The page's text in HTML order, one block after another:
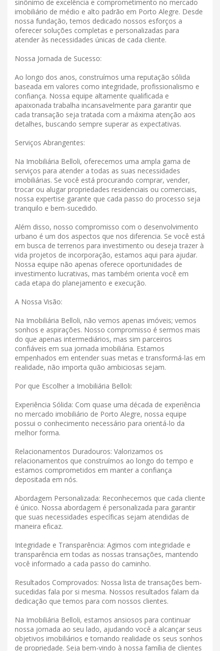
sinônimo de excelência e comprometimento no mercado
imobiliário de médio e alto padrão em Porto Alegre. Desde
nossa fundação, temos dedicado nossos esforços a
oferecer soluções completas e personalizadas para
atender às necessidades únicas de cada cliente.
Nossa Jornada de Sucesso:
Ao longo dos anos, construímos uma reputação sólida
baseada em valores como integridade, profissionalismo e
confiança. Nossa equipe altamente qualificada e
apaixonada trabalha incansavelmente para garantir que
cada transação seja tratada com a máxima atenção aos
detalhes, buscando sempre superar as expectativas.
Serviços Abrangentes:
Na Imobiliária Belloli, oferecemos uma ampla gama de
serviços para atender a todas as suas necessidades
imobiliárias. Se você está procurando comprar, vender,
trocar ou alugar propriedades residenciais ou comerciais,
nossa expertise garante que cada passo do processo seja
tranquilo e bem-sucedido.
Além disso, nosso compromisso com o desenvolvimento
urbano é um dos aspectos que nos diferencia. Se você está
em busca de terrenos para investimento ou deseja trazer à
vida projetos de incorporação, estamos aqui para ajudar.
Nossa equipe não apenas oferece oportunidades de
investimento lucrativas, mas também orienta você em
cada etapa do planejamento e execução.
A Nossa Visão:
Na Imobiliária Belloli, não vemos apenas imóveis; vemos
sonhos e aspirações. Nosso compromisso é sermos mais
do que apenas intermediários, mas sim parceiros
confiáveis ​​em sua jornada imobiliária. Estamos
empenhados em entender suas metas e transformá-las em
realidade, não importa quão ambiciosas sejam.
Por que Escolher a Imobiliária Belloli:
Experiência Sólida: Com quase uma década de experiência
no mercado imobiliário de Porto Alegre, nossa equipe
possui o conhecimento necessário para orientá-lo da
melhor forma.
Relacionamentos Duradouros: Valorizamos os
relacionamentos que construímos ao longo do tempo e
estamos comprometidos em manter a confiança
depositada em nós.
Abordagem Personalizada: Reconhecemos que cada cliente
é único. Nossa abordagem é personalizada para garantir
que suas necessidades específicas sejam atendidas de
maneira eficaz.
Integridade e Transparência: Agimos com integridade e
transparência em todas as nossas transações, mantendo
você informado a cada passo do caminho.
Resultados Comprovados: Nossa lista de transações bem-
sucedidas fala por si mesma. Nossos resultados falam da
dedicação que temos para com nossos clientes.
Na Imobiliária Belloli, estamos ansiosos para continuar
nossa jornada ao seu lado, ajudando você a alcançar seus
objetivos imobiliários e tornando realidade os seus sonhos
de propriedade. Seja bem-vindo à nossa família de clientes